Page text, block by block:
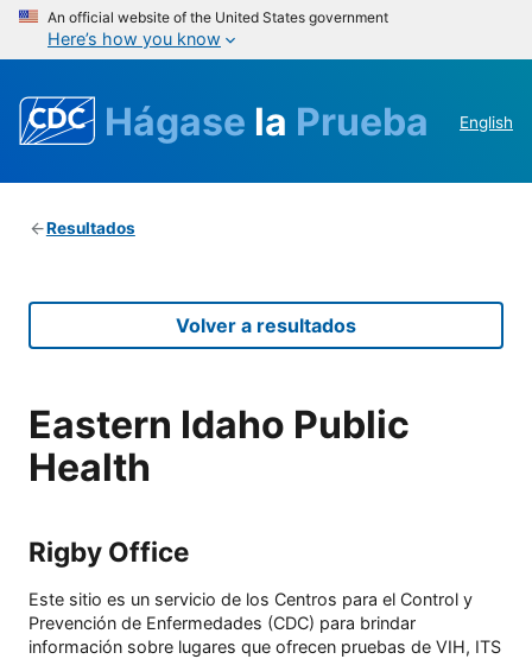
An official website of the United States government
Here’s how you know
Hágase la Prueba English
Resultados
Volver a resultados
Eastern Idaho Public
Health
Rigby Office
Este sitio es un servicio de los Centros para el Control y
Prevención de Enfermedades (CDC) para brindar
información sobre lugares que ofrecen pruebas de VIH, ITS